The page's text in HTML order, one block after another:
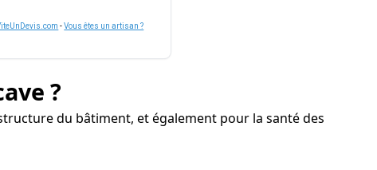
-Vous êtes un artisan ?
?
du bâtiment, et également pour la santé des